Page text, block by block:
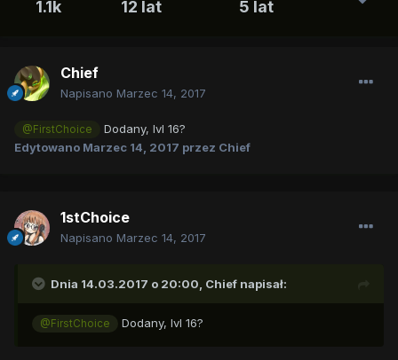
1.1k 12 lat 5 lat
Chief
Napisano Marzec 14, 2017
@FirstChoice
Dodany, lvl 16?
Edytowano Marzec 14, 2017 przez Chief
1stChoice
Napisano Marzec 14, 2017
Dnia 14.03.2017 o 20:00, Chief napisał:
@FirstChoice Dodany, lvl 16?